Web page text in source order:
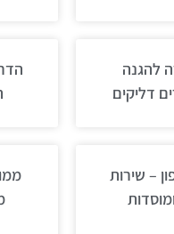
להגנה
דליקים
– שירות